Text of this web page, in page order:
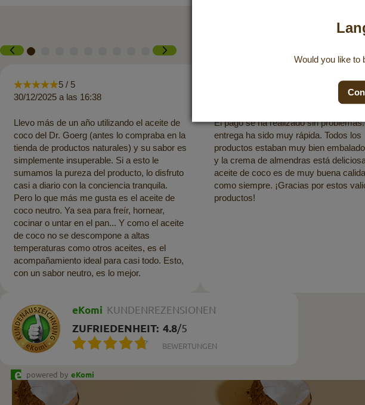
5 / 5
30/12/2025 a las 16:38
Llevo más de un año utilizando el aceite de
coco del Dr. Goerg (antes lo compraba en la
tienda de productos naturales) y su sabor es
simplemente insuperable. Si a esto le
sumamos la pureza del producto, lo disfruto
casi a diario con la conciencia tranquila.
Pero lo que más me gusta es el aceite de
coco neutro. Ya sea para freír, hornear,
cocinar o untar en el pan... Y como el aceite
de coco no se descompone a altas
temperaturas como otros aceites, es el
acompañamiento ideal para casi todo. Esto,
con un sabor neutro, es lo mejor.
El pago se ha realizado sin
entrega ha sido muy rápida. Todos los
productos estaban muy bien
y la crema de almendras está
aceite de coco es de muy buena
como siempre. ¡Gracias por estos
productos!
eKomi KUNDENREZENSIONEN
ZUFRIEDENHEIT: 4.8/5
BEWERTUNGEN
powered by eKomi
Boletín
Would you like to